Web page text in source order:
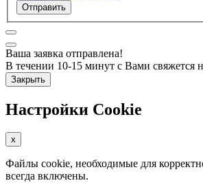
Отправить
Ваша заявка отправлена!
В течении 10-15 минут с Вами свяжется
Закрыть
Настройки Cookie
x
Файлы cookie, необходимые для
всегда включены.